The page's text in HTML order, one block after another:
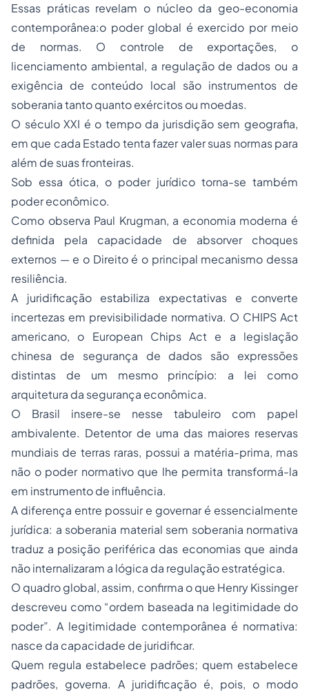
Essas práticas revelam o núcleo da geo-economia
contemporânea:o poder global é exercido por meio
de normas. O controle de exportações, o
licenciamento ambiental, a regulação de dados ou a
exigência de conteúdo local são instrumentos de
soberania tanto quanto exércitos ou moedas.
O século XXI é o tempo da jurisdição sem geografia,
em que cada Estado tenta fazer valer suas normas para
além de suas fronteiras.
Sob essa ótica, o poder jurídico torna-se também
poder econômico.
Como observa Paul Krugman, a economia moderna é
definida pela capacidade de absorver choques
externos — e o Direito é o principal mecanismo dessa
resiliência.
A juridificação estabiliza expectativas e converte
incertezas em previsibilidade normativa. O CHIPS Act
americano, o European Chips Act e a legislação
chinesa de segurança de dados são expressões
distintas de um mesmo princípio: a lei como
arquitetura da segurança econômica.
O Brasil insere-se nesse tabuleiro com papel
ambivalente. Detentor de uma das maiores reservas
mundiais de terras raras, possui a matéria-prima, mas
não o poder normativo que lhe permita transformá-la
em instrumento de influência.
A diferença entre possuir e governar é essencialmente
jurídica: a soberania material sem soberania normativa
traduz a posição periférica das economias que ainda
não internalizaram a lógica da regulação estratégica.
O quadro global, assim, confirma o que Henry Kissinger
descreveu como “ordem baseada na legitimidade do
poder”. A legitimidade contemporânea é normativa:
nasce da capacidade de juridificar.
Quem regula estabelece padrões; quem estabelece
padrões, governa. A juridificação é, pois, o modo